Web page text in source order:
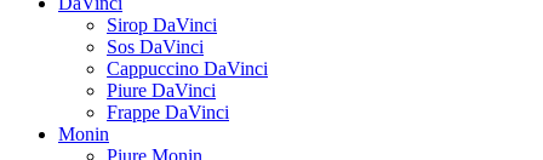
Sirop DaVinci
Sos DaVinci
Cappuccino DaVinci
Piure DaVinci
Frappe DaVinci
Monin